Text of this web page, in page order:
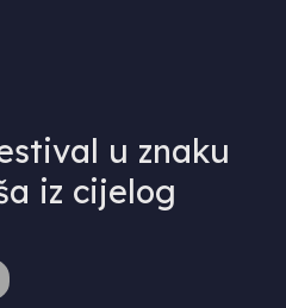
u znaku
iz cijelog